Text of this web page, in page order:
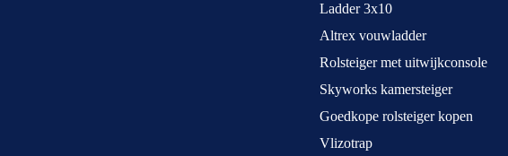
Ladder 3x10
Altrex vouwladder
Rolsteiger met uitwijkconsole
Skyworks kamersteiger
Goedkope rolsteiger kopen
Vlizotrap